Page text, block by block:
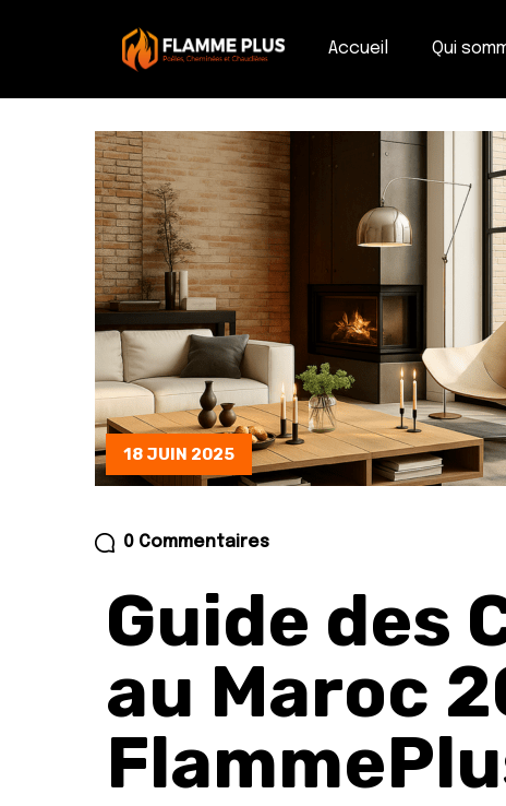
Accueil Qui
18 JUIN 2025
0 Commentaires
Guide des
au Maroc